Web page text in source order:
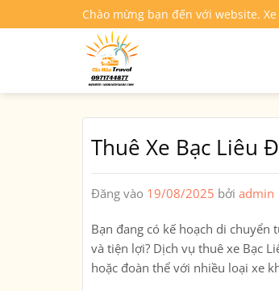
qua
Chào mừng bạn đến với website. Xe
Thuê Xe Bạc Liêu
Đăng vào 19/08/2025 bởi admin
Bạn đang có kế hoạch di
và tiện lợi? Dịch vụ thuê xe Bạc
hoặc đoàn thể với nhiều loại xe